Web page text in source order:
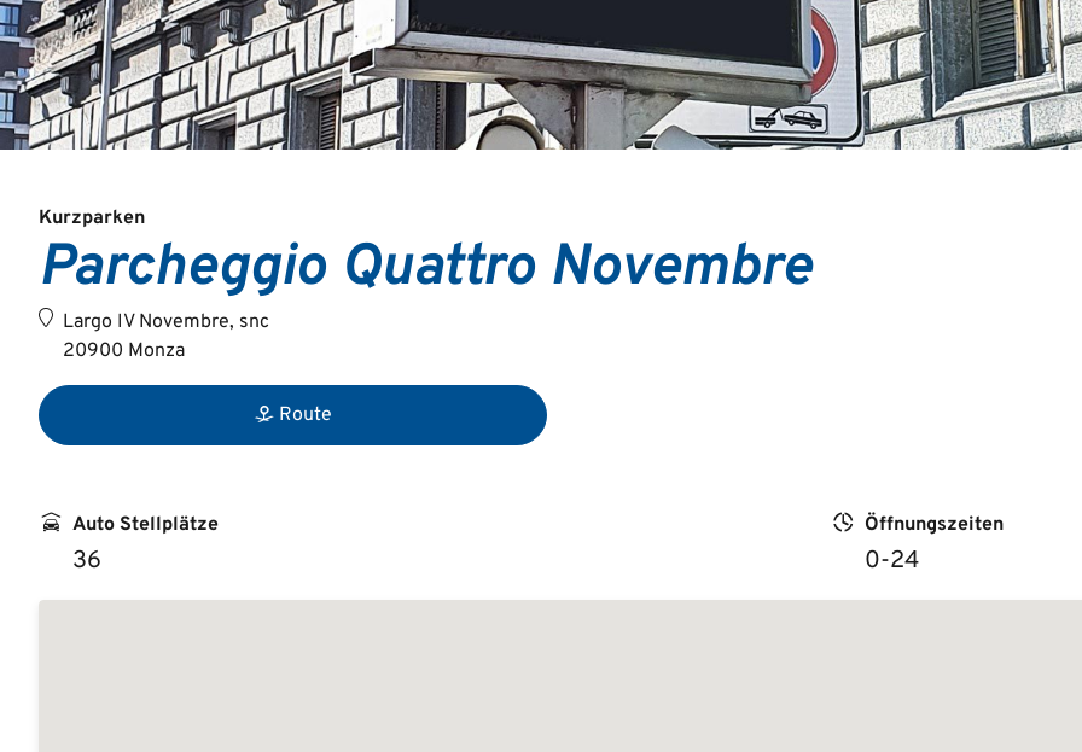
Kurzparken
Parcheggio Quattro Novembre
Largo IV Novembre, snc
20900 Monza
Route
Auto Stellplätze
36
Öffnungszeiten
0-24